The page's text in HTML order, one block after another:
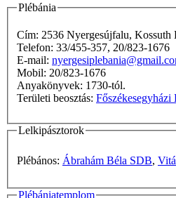
Plébánia
Cím: 2536 Nyergesújfalu, Kossuth
Telefon: 33/455-357, 20/823-1676
E-mail:
Mobil: 20/823-1676
Anyakönyvek: 1730-tól.
Területi beosztás: Főszékesegyházi
Lelkipásztorok
Plébános: Ábrahám Béla SDB,
Plébániatemplom